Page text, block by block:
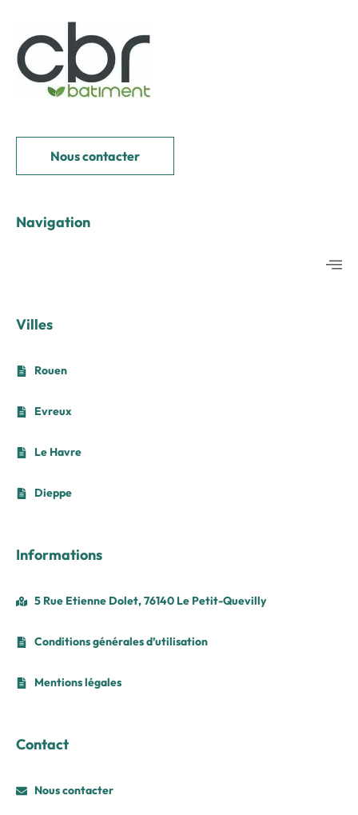
Nous contacter
Navigation
Villes
Rouen
Evreux
Le Havre
Dieppe
Informations
5 Rue Etienne Dolet, 76140 Le Petit-Quevilly
Conditions générales d’utilisation
Mentions légales
Contact
Nous contacter